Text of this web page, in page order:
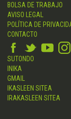
BOLSA DE TRABAJO
AVISO LEGAL
POLÍTICA DE
CONTACTO
SUTONDO
INIKA
GMAIL
IKASLEEN SITEA
IRAKASLEEN SITEA